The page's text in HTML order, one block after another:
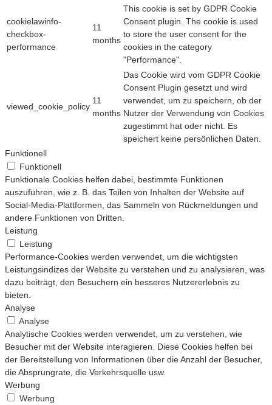
cookielawinfo-
checkbox-
performance
11
months
This cookie is set by GDPR Cookie
Consent plugin. The cookie is used
to store the user consent for the
cookies in the category
"Performance".
viewed_cookie_policy
11
months
Das Cookie wird vom GDPR Cookie
Consent Plugin gesetzt und wird
verwendet, um zu speichern, ob der
Nutzer der Verwendung von Cookies
zugestimmt hat oder nicht. Es
speichert keine persönlichen Daten.
Funktionell
Funktionell
Funktionale Cookies helfen dabei, bestimmte Funktionen
auszuführen, wie z. B. das Teilen von Inhalten der Website auf
Social-Media-Plattformen, das Sammeln von Rückmeldungen und
andere Funktionen von Dritten.
Leistung
Leistung
Performance-Cookies werden verwendet, um die wichtigsten
Leistungsindizes der Website zu verstehen und zu analysieren, was
dazu beiträgt, den Besuchern ein besseres Nutzererlebnis zu
bieten.
Analyse
Analyse
Analytische Cookies werden verwendet, um zu verstehen, wie
Besucher mit der Website interagieren. Diese Cookies helfen bei
der Bereitstellung von Informationen über die Anzahl der Besucher,
die Absprungrate, die Verkehrsquelle usw.
Werbung
Werbung